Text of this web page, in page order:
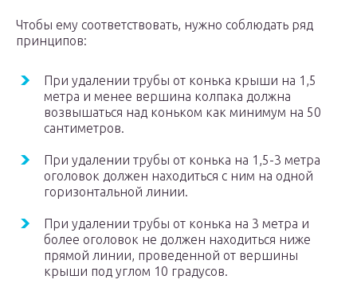
Чтобы ему соответствовать, нужно соблюдать ряд
принципов:
При удалении трубы от конька крыши на 1,5
метра и менее вершина колпака должна
возвышаться над коньком как минимум на 50
сантиметров.
При удалении трубы от конька на 1,5-3 метра
оголовок должен находиться с ним на одной
горизонтальной линии.
При удалении трубы от конька на 3 метра и
более оголовок не должен находиться ниже
прямой линии, проведенной от вершины
крыши под углом 10 градусов.